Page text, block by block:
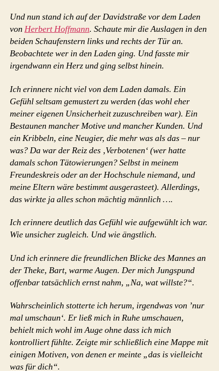
Und nun stand ich auf der Davidstraße vor dem Laden
von Herbert Hoffmann. Schaute mir die Auslagen in den
beiden Schaufenstern links und rechts der Tür an.
Beobachtete wer in den Laden ging. Und fasste mir
irgendwann ein Herz und ging selbst hinein.
Ich erinnere nicht viel von dem Laden damals. Ein
Gefühl seltsam gemustert zu werden (das wohl eher
meiner eigenen Unsicherheit zuzuschreiben war). Ein
Bestaunen mancher Motive und mancher Kunden. Und
ein Kribbeln, eine Neugier, die mehr was als das – nur
was? Da war der Reiz des ‚Verbotenen‘ (wer hatte
damals schon Tätowierungen? Selbst in meinem
Freundeskreis oder an der Hochschule niemand, und
meine Eltern wäre bestimmt ausgerasteet). Allerdings,
das wirkte ja alles schon mächtig männlich ….
Ich erinnere deutlich das Gefühl wie aufgewühlt ich war.
Wie unsicher zugleich. Und wie ängstlich.
Und ich erinnere die freundlichen Blicke des Mannes an
der Theke, Bart, warme Augen. Der mich Jungspund
offenbar tatsächlich ernst nahm, „Na, wat willste?“.
Wahrscheinlich stotterte ich herum, irgendwas von ’nur
mal umschaun‘. Er ließ mich in Ruhe umschauen,
behielt mich wohl im Auge ohne dass ich mich
kontrolliert fühlte. Zeigte mir schließlich eine Mappe mit
einigen Motiven, von denen er meinte „das is vielleicht
was für dich“.